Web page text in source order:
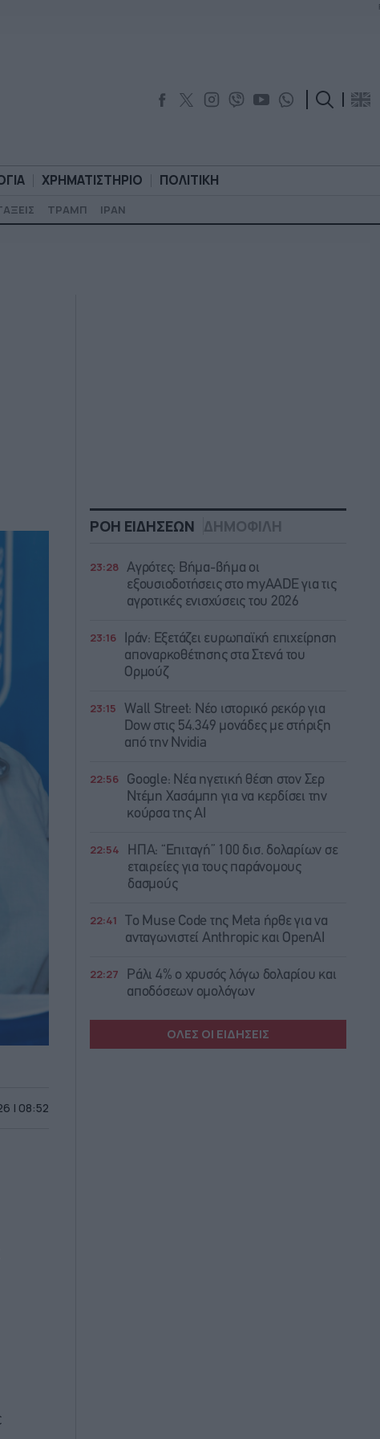
ΧΡΗΜΑΤΙΣΤΗΡΙΟ ΠΟΛΙΤΙΚΗ
ΤΡΑΜΠ ΙΡΑΝ
| 08:52
ΡΟΗ ΕΙΔΗΣΕΩΝ ΔΗΜΟΦΙΛΗ
23:28 Αγρότες: Βήμα-βήμα οι
εξουσιοδοτήσεις στο myAADE για τις
αγροτικές ενισχύσεις του 2026
23:16
Ιράν: Eξετάζει ευρωπαϊκή επιχείρηση
αποναρκοθέτησης στα Στενά του
Ορμούζ
23:15
Wall Street: Νέο ιστορικό ρεκόρ για
Dow στις 54.349 μονάδες με στήριξη
από την Nvidia
22:56
Google: Νέα ηγετική θέση στον Σερ
Ντέμη Χασάμπη για να κερδίσει την
κούρσα της ΑΙ
22:54
ΗΠΑ: “Επιταγή” 100 δισ. δολαρίων σε
εταιρείες για τους παράνομους
δασμούς
22:41
Το Muse Code της Meta ήρθε για να
ανταγωνιστεί Anthropic και OpenAI
22:27
Ράλι 4% ο χρυσός λόγω δολαρίου και
αποδόσεων ομολόγων
ΟΛΕΣ ΟΙ ΕΙΔΗΣΕΙΣ